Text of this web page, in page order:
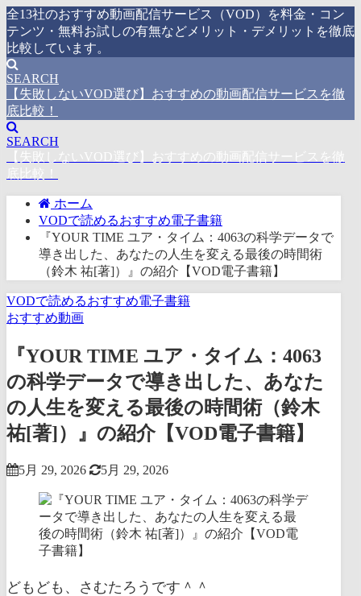
全13社のおすすめ動画配信サービス（VOD）を料金・コン
テンツ・無料お試しの有無などメリット・デメリットを徹底
比較しています。
SEARCH
【失敗しないVOD選び】おすすめの動画配信サービスを徹
底比較！
SEARCH
【失敗しないVOD選び】おすすめの動画配信サービスを徹
底比較！
ホーム
VODで読めるおすすめ電子書籍
『YOUR TIME ユア・タイム：4063の科学データで
導き出した、あなたの人生を変える最後の時間術
（鈴木 祐[著]）』の紹介【VOD電子書籍】
VODで読めるおすすめ電子書籍
おすすめ動画
『YOUR TIME ユア・タイム：4063
の科学データで導き出した、あなた
の人生を変える最後の時間術（鈴木
祐[著]）』の紹介【VOD電子書籍】
5月 29, 2026 5月 29, 2026
どもども、さむたろうです＾＾